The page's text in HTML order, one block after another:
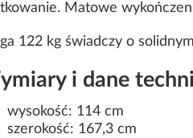
Matowe
122 kg świadczy o
i dane
wysokość: 114 cm
szerokość: 167,3 cm